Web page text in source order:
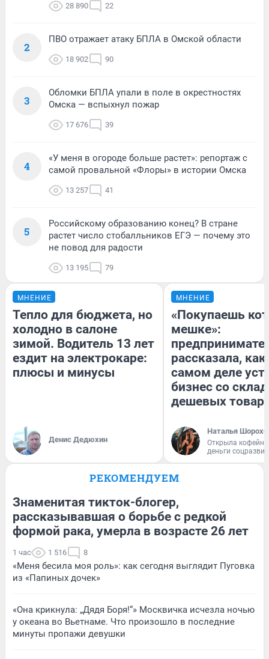
28 890 22
2
ПВО отражает атаку БПЛА в Омской области
18 902 90
3
Обломки БПЛА упали в поле в окрестностях
Омска — вспыхнул пожар
17 676 39
4
«У меня в огороде больше растет»: репортаж с
самой провальной «Флоры» в истории Омска
13 257 41
5
Российскому образованию конец? В стране
растет число стобалльников ЕГЭ — почему это
не повод для радости
13 195 79
МНЕНИЕ
Тепло для бюджета, но
холодно в салоне
зимой. Водитель 13 лет
ездит на электрокаре:
плюсы и минусы
Денис Дедюхин
МНЕНИЕ
«Покупаешь
мешке»:
рассказала, как
самом деле
бизнес со
дешевых
Наталья
Открыла
деньги
РЕКОМЕНДУЕМ
Знаменитая тикток-блогер,
рассказывавшая о борьбе с редкой
формой рака, умерла в возрасте 26 лет
1 час 1 516 8
«Меня бесила моя роль»: как сегодня выглядит Пуговка
из «Папиных дочек»
«Она крикнула: „Дядя Боря!“» Москвичка исчезла ночью
у океана во Вьетнаме. Что произошло в последние
минуты пропажи девушки